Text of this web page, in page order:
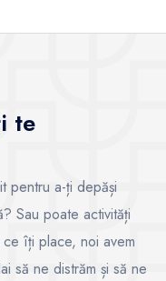
te
pentru a-ți depăși
Sau poate activități
îți place, noi avem
să ne distrăm și să ne